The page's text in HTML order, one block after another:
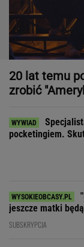
20 lat temu
zrobić
pocketingiem.
jeszcze matki
SUBSKRYPCJA